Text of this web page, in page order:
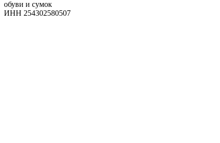
обуви и сумок
ИНН 254302580507